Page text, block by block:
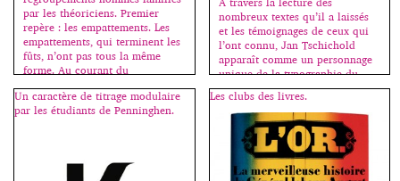
par les théoriciens. Premier
repère : les empattements. Les
empattements, qui terminent les
fûts, n’ont pas tous la même
forme. Au courant du
XIXe siècle, ils ont commencé à
disparaître. […]
nombreux textes qu’il a laissés
et les témoignages de ceux qui
l’ont connu, Jan Tschichold
apparaît comme un personnage
unique de la typographie du
XXe siècle. Acteur et promoteur
du mouvement moderne et
ensuite défenseur d’un retour à
la tradition, il ne cesse de
s’interroger sur les relations
pouvant exister entre […]
Un caractère de titrage modulaire
par les étudiants de Penninghen.
Les clubs des livres.